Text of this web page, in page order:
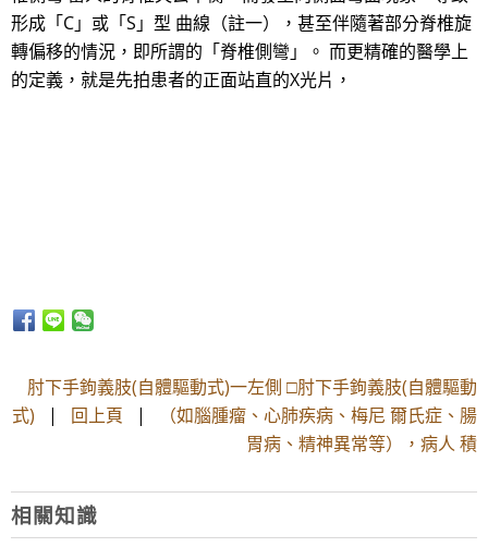
形成「C」或「S」型 曲線（註一），甚至伴隨著部分脊椎旋
轉偏移的情況，即所謂的「脊椎側彎」。 而更精確的醫學上
的定義，就是先拍患者的正面站直的X光片，
肘下手鉤義肢(自體驅動式)一左側 □肘下手鉤義肢(自體驅動
式) | 回上頁 |
（如腦腫瘤、心肺疾病、梅尼 爾氏症、腸
胃病、精神異常等），病人 積
相關知識